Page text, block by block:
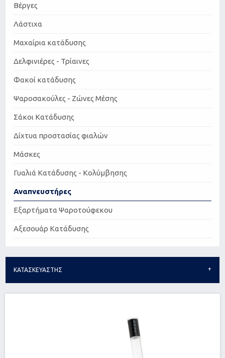
Βέργες
Λάστιχα
Μαχαίρια κατάδυσης
Δελφινιέρες - Τρίαινες
Φακοί κατάδυσης
Ψαροσακούλες - Ζώνες Μέσης
Σάκοι Κατάδυσης
Δίχτυα προστασίας φιαλών
Μάσκες
Γυαλιά Κατάδυσης - Κολύμβησης
Αναπνευστήρες
Εξαρτήματα Ψαροτούφεκου
Αξεσουάρ Κατάδυσης
ΚΑΤΑΣΚΕΥΑΣΤΗΣ